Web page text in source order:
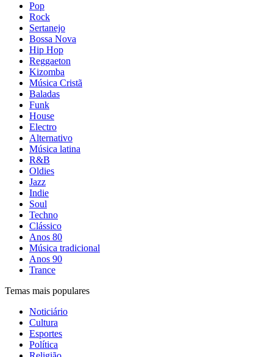
Pop
Rock
Sertanejo
Bossa Nova
Hip Hop
Reggaeton
Kizomba
Música Cristã
Baladas
Funk
House
Electro
Alternativo
Música latina
R&B
Oldies
Jazz
Indie
Soul
Techno
Clássico
Anos 80
Música tradicional
Anos 90
Trance
Temas mais populares
Noticiário
Cultura
Esportes
Política